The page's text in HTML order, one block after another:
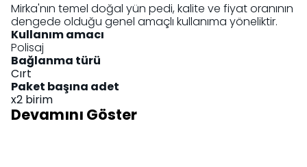
Mirka'nın temel doğal yün pedi, kalite ve fiyat oranının
dengede olduğu genel amaçlı kullanıma yöneliktir.
Kullanım amacı
Polisaj
Bağlanma türü
Cırt
Paket başına adet
x2 birim
Devamını Göster